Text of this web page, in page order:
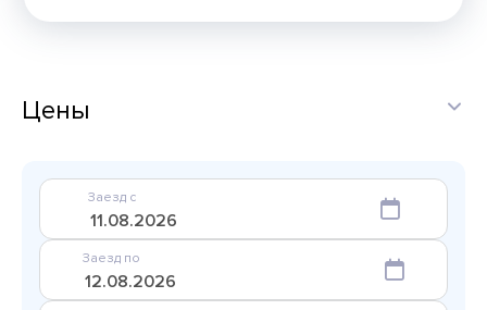
Цены
Заезд с
Заезд по